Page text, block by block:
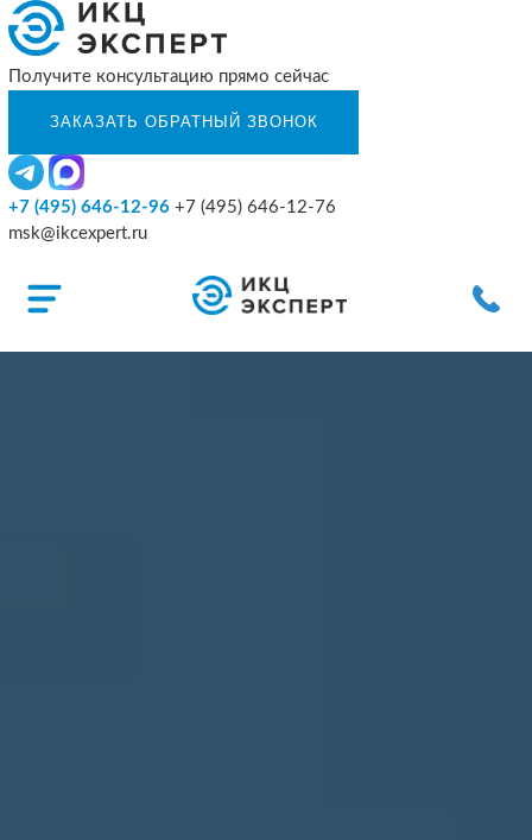
Получите консультацию прямо сейчас
+7 (495) 646-12-96 +7 (495) 646-12-76
msk@ikcexpert.ru